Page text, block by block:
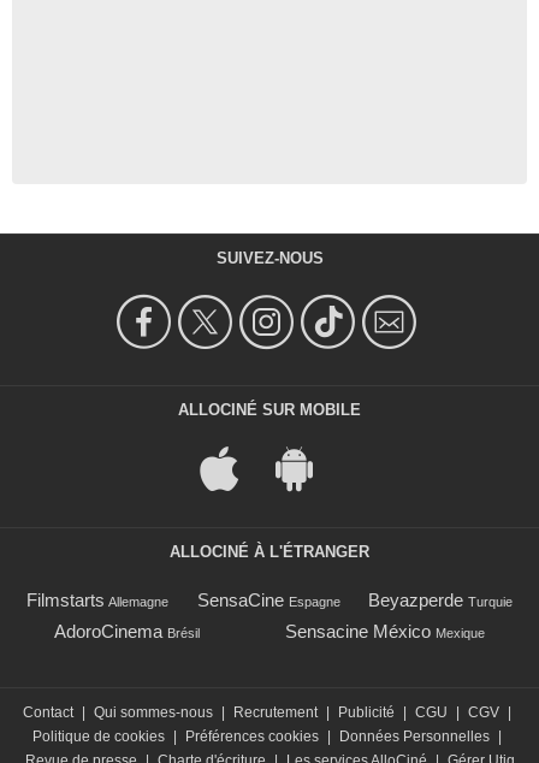
SUIVEZ-NOUS
ALLOCINÉ SUR MOBILE
ALLOCINÉ À L'ÉTRANGER
Filmstarts Allemagne SensaCine Espagne Beyazperde Turquie
AdoroCinema Brésil Sensacine México Mexique
Contact Qui sommes-nous Recrutement Publicité CGU CGV
Politique de cookies
Préférences cookies Données Personnelles